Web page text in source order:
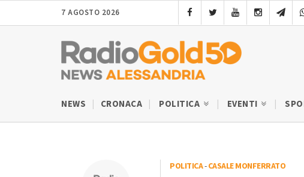
7 AGOSTO 2026
NEWS CRONACA POLITICA EVENTI
POLITICA-CASALE MONFERRATO